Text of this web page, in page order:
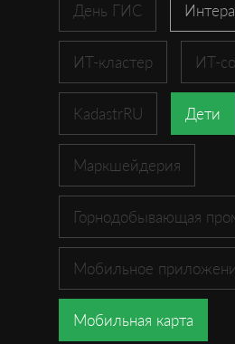
День ГИС
ИТ-кластер ИТ-
KadastrRU Дети
Маркшейдерия
Горнодобывающая
Мобильное
Мобильная карта